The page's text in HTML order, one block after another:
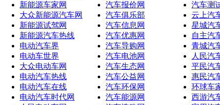
新能源车家网
大众新能源汽车网
新能源试驾网
新能源汽车热线
电动汽车界
电动车世界
大众电动车网
电动汽车热线
电动汽车在线
电动汽车时代网
汽车报价网
汽车俱乐部
汽车信息网
汽车优惠网
汽车导购网
汽车电池网
汽车生态网
汽车公益网
汽车环保网
汽车能源网
汽车测
云上汽
星城汽
自主汽
青城汽
人民汽
平民汽
惠民汽
环球车
西游汽